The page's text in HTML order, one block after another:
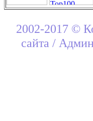
2002-2017 ©
сайта /